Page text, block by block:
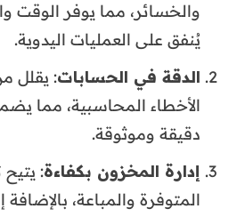
والخسائر، مما يوفر الوقت
يُنفق على العمليات اليدوية.
الدقة في الحسابات: يقلل
الأخطاء المحاسبية، مما
دقيقة وموثوقة.
إدارة المخزون بكفاءة: يتيح
المتوفرة والمباعة، بالإضافة